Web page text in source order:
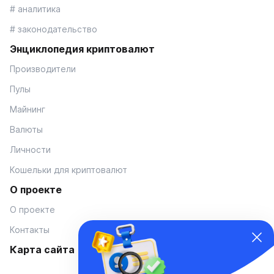
# аналитика
# законодательство
Энциклопедия криптовалют
Производители
Пулы
Майнинг
Валюты
Личности
Кошельки для криптовалют
О проекте
О проекте
Контакты
Карта сайта